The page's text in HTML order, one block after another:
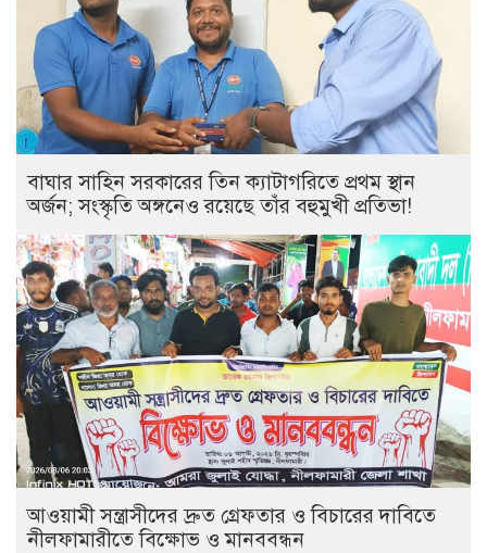
বাঘার সাহিন সরকারের তিন ক্যাটাগরিতে প্রথম স্থান
অর্জন; সংস্কৃতি অঙ্গনেও রয়েছে তাঁর বহুমুখী প্রতিভা!
আওয়ামী সন্ত্রাসীদের দ্রুত গ্রেফতার ও বিচারের দাবিতে
নীলফামারীতে বিক্ষোভ ও মানববন্ধন